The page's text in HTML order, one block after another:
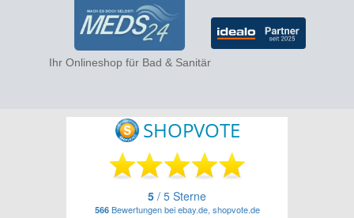
Ihr Onlineshop für Bad & Sanitär